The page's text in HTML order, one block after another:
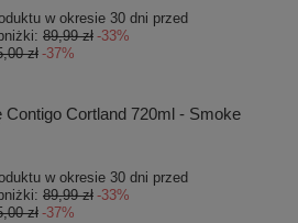
w okresie 30 dni przed
89,99 zł -33%
zł-37%
Contigo Cortland 720ml - Smoke
w okresie 30 dni przed
89,99 zł -33%
zł-37%